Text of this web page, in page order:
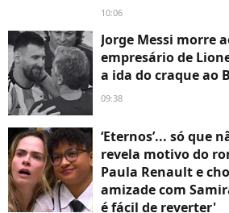
10:06
Jorge Messi morre
empresário de
a ida do craque ao
09:38
‘Eternos’... só que
revela motivo do
Paula Renault e
amizade com
é fácil de reverter'